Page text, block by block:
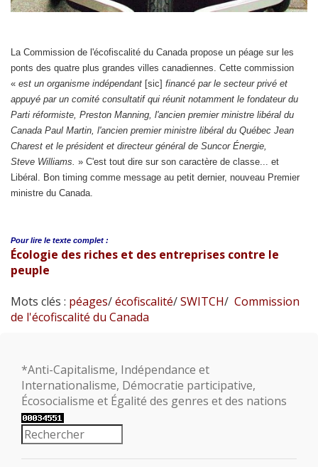
La Commission de l'écofiscalité du Canada propose un péage sur les
ponts des quatre plus grandes villes canadiennes. Cette commission
« est un organisme indépendant [sic] financé par le secteur privé et
appuyé par un comité consultatif qui réunit notamment le fondateur du
Parti réformiste, Preston Manning, l'ancien premier ministre libéral du
Canada Paul Martin, l'ancien premier ministre libéral du Québec Jean
Charest et le président et directeur général de Suncor Énergie,
Steve Williams. » C'est tout dire sur son caractère de classe... et
Libéral. Bon timing comme message au petit dernier, nouveau Premier
ministre du Canada.
Pour lire le texte complet :
Écologie des riches et des entreprises contre le
peuple
Mots clés : péages/écofiscalité/SWITCH/ Commission
de l'écofiscalité du Canada
*Anti-Capitalisme, Indépendance et
Internationalisme, Démocratie participative,
Écosocialisme et Égalité des genres et des nations